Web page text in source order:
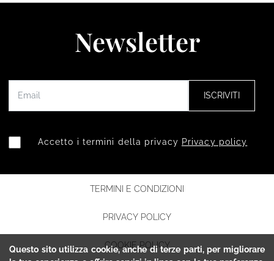
Newsletter
ISCRIVITI
Accetto i termini della privacy Privacy policy
TERMINI E CONDIZIONI
PRIVACY POLICY
COOKIE POLICY
Questo sito utilizza cookie, anche di terze parti, per migliorare